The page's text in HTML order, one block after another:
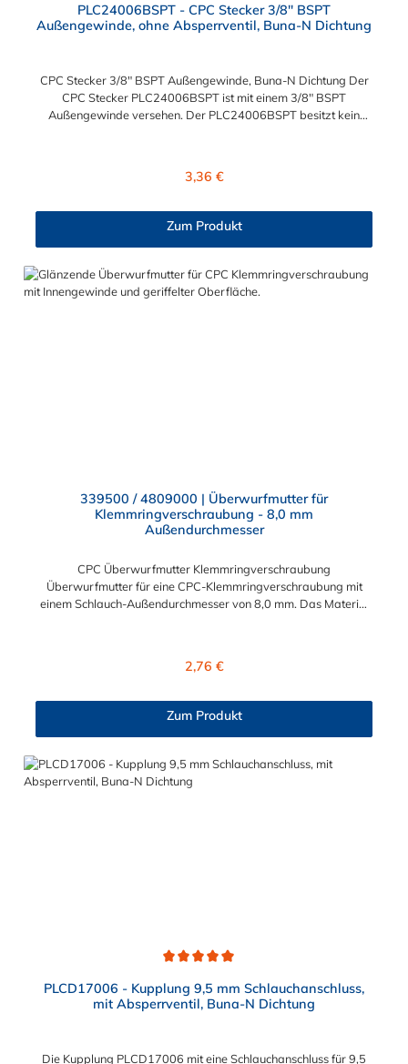
PLC24006BSPT - CPC Stecker 3/8" BSPT
Außengewinde, ohne Absperrventil, Buna-N Dichtung
CPC Stecker 3/8" BSPT Außengewinde, Buna-N Dichtung Der
CPC Stecker PLC24006BSPT ist mit einem 3/8" BSPT
Außengewinde versehen. Der PLC24006BSPT besitzt kein
diesen Stecker mit allen Kupplungen der PLC-, PLC12- und LC-
Regulärer Preis:
3,36 €
Zum Produkt
339500 / 4809000 | Überwurfmutter für
Klemmringverschraubung - 8,0 mm
Außendurchmesser
CPC Überwurfmutter Klemmringverschraubung
Überwurfmutter für eine CPC-Klemmringverschraubung mit
einem Schlauch-Außendurchmesser von 8,0 mm. Das Material
Regulärer Preis:
2,76 €
Zum Produkt
PLCD17006 - Kupplung 9,5 mm Schlauchanschluss,
mit Absperrventil, Buna-N Dichtung
Die Kupplung PLCD17006 mit eine Schlauchanschluss für 9,5